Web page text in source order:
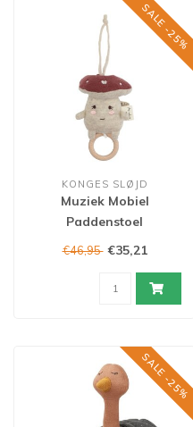
SALE -25%
KONGES SLØJD
Muziek Mobiel
Paddenstoel
€46,95 €35,21
SALE -25%